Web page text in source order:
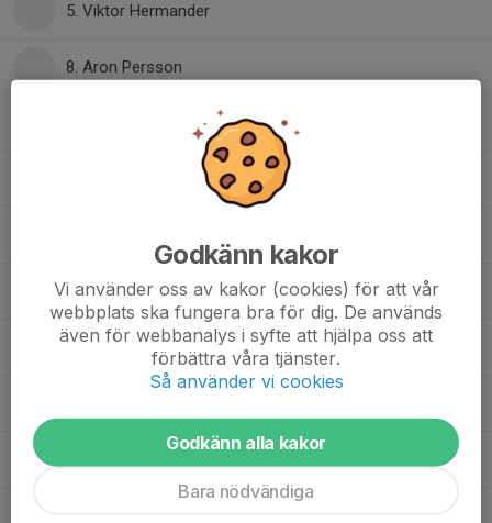
5. Viktor Hermander
8. Aron Persson
8. Matteo Andersson , A1-A2
, J20
14. Kaspian Roth , A1-A2
16. Wilhelm Sundberg
Godkänn kakor
Vi använder oss av kakor (cookies) för att vår
webbplats ska fungera bra för dig. De används
även för webbanalys i syfte att hjälpa oss att
förbättra våra tjänster.
Så använder vi cookies
Godkänn alla kakor
Bara nödvändiga